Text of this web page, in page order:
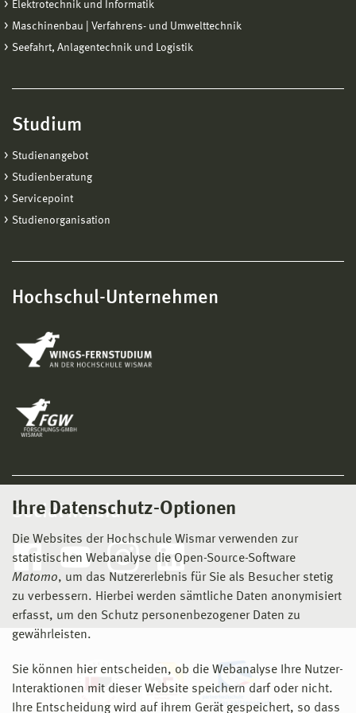
Ihre Datenschutz-Optionen
Die Websites der Hochschule Wismar verwenden zur
statistischen Webanalyse die Open-Source-Software
Matomo, um das Nutzererlebnis für Sie als Besucher stetig
zu verbessern. Hierbei werden sämtliche Daten anonymisiert
erfasst, um den Schutz personenbezogener Daten zu
gewährleisten.
Sie können hier entscheiden, ob die Webanalyse Ihre Nutzer-
Interaktionen mit dieser Website speichern darf oder nicht.
Ihre Entscheidung wird auf ihrem Gerät gespeichert, so dass
Was möchten Sie StudienanfängerInnen mitgeben?
Bleibt offen, stellt Fragen und probiert euch aus. Noten
dranbleibt, sich weiterentwickelt und auch mal Umwege
Eigeninitiative bringen euch oft weiter als reine Theorie.
Robert Fölsch
Elektrotechnik und Informatik
Maschinenbau | Verfahrens- und Umwelttechnik
Seefahrt, Anlagentechnik und Logistik
Studium
Studienangebot
Studienberatung
Servicepoint
Studienorganisation
Hochschul-Unternehmen
Social Media